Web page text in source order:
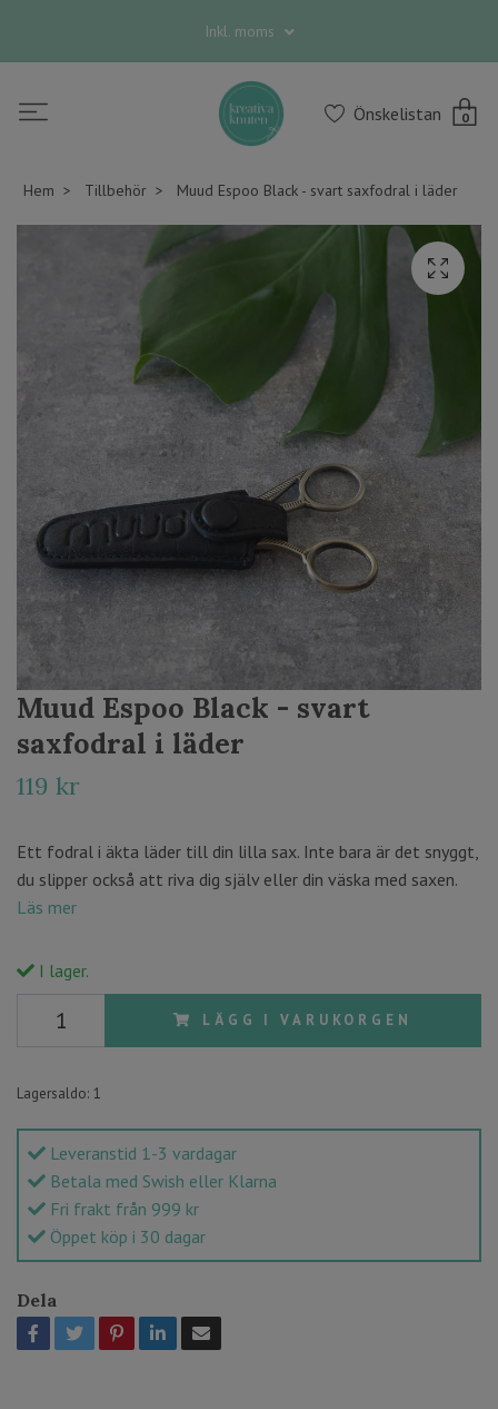
Inkl. moms
Önskelistan 0
Hem Tillbehör Muud Espoo Black - svart saxfodral i läder
Muud Espoo Black - svart
saxfodral i läder
119 kr
Ett fodral i äkta läder till din lilla sax. Inte bara är det snyggt,
du slipper också att riva dig själv eller din väska med saxen.
Läs mer
I lager.
LÄGG I VARUKORGEN
Lagersaldo: 1
Leveranstid 1-3 vardagar
Betala med Swish eller Klarna
Fri frakt från 999 kr
Öppet köp i 30 dagar
Dela